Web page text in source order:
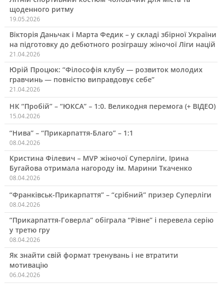
щоденного ритму
19.05.2026
Вікторія Даньчак і Марта Федик – у складі збірної України
на підготовку до дебютного розіграшу жіночої Ліги націй
21.04.2026
Юрій Процюк: “Філософія клубу — розвиток молодих
гравчинь — повністю виправдовує себе”
21.04.2026
НК “Пробій” – “ЮКСА” – 1:0. Великодня перемога (+ ВІДЕО)
15.04.2026
“Нива” – “Прикарпаття-Благо” – 1:1
08.04.2026
Кристина Філевич – MVP жіночої Суперліги, Ірина
Бугайова отримала нагороду ім. Марини Ткаченко
08.04.2026
“Франківськ-Прикарпаття” – “срібний” призер Суперліги
08.04.2026
“Прикарпаття-Говерла” обіграла “Рівне” і перевела серію
у третю гру
08.04.2026
Як знайти свій формат тренувань і не втратити
мотивацію
06.04.2026